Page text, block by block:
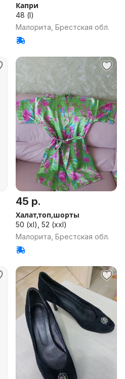
Капри
48 (l)
Малорита, Брестская обл.
45 р.
Халат,топ,шорты
50 (xl), 52 (xxl)
Малорита, Брестская обл.